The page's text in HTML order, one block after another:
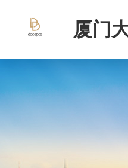
厦门